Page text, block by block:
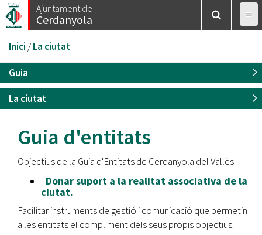
Vés
al
Ajuntament de
Cerdanyola
Esteu
aquí
Inici /La ciutat
Guia
La ciutat
Guia d'entitats
Objectius de la Guia d'Entitats de Cerdanyola del Vallès
Donar suport a la realitat associativa de la
ciutat.
Facilitar instruments de gestió i comunicació que permetin
a les entitats el compliment dels seus propis objectius.